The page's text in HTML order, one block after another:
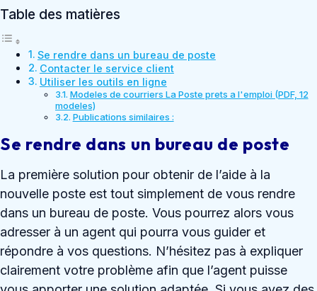
Table des matières
Se rendre dans un bureau de poste
Contacter le service client
Utiliser les outils en ligne
Modeles de courriers La Poste prets a l'emploi (PDF, 12
modeles)
Publications similaires :
Se rendre dans un bureau de poste
La première solution pour obtenir de l’aide à la
nouvelle poste est tout simplement de vous rendre
dans un bureau de poste. Vous pourrez alors vous
adresser à un agent qui pourra vous guider et
répondre à vos questions. N’hésitez pas à expliquer
clairement votre problème afin que l’agent puisse